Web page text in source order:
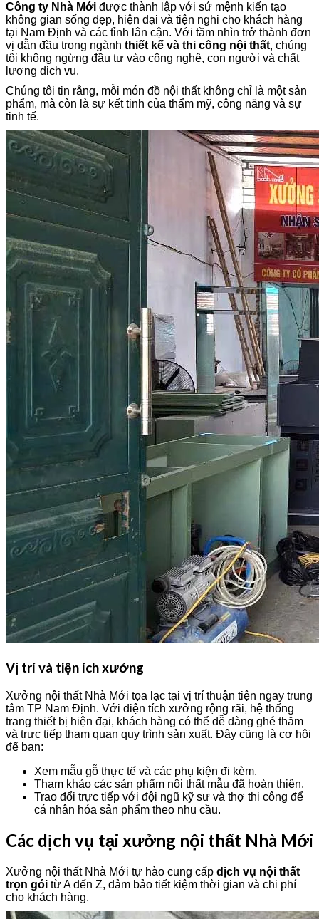
Công ty Nhà Mới được thành lập với sứ mệnh kiến tạo
không gian sống đẹp, hiện đại và tiện nghi cho khách hàng
tại Nam Định và các tỉnh lân cận. Với tầm nhìn trở thành đơn
vị dẫn đầu trong ngành thiết kế và thi công nội thất, chúng
tôi không ngừng đầu tư vào công nghệ, con người và chất
lượng dịch vụ.
Chúng tôi tin rằng, mỗi món đồ nội thất không chỉ là một sản
phẩm, mà còn là sự kết tinh của thẩm mỹ, công năng và sự
tinh tế.
Vị trí và tiện ích xưởng
Xưởng nội thất Nhà Mới tọa lạc tại vị trí thuận tiện ngay trung
tâm TP Nam Định. Với diện tích xưởng rộng rãi, hệ thống
trang thiết bị hiện đại, khách hàng có thể dễ dàng ghé thăm
và trực tiếp tham quan quy trình sản xuất. Đây cũng là cơ hội
để bạn:
Xem mẫu gỗ thực tế và các phụ kiện đi kèm.
Tham khảo các sản phẩm nội thất mẫu đã hoàn thiện.
Trao đổi trực tiếp với đội ngũ kỹ sư và thợ thi công để
cá nhân hóa sản phẩm theo nhu cầu.
Các dịch vụ tại xưởng nội thất Nhà Mới
Xưởng nội thất Nhà Mới tự hào cung cấp dịch vụ nội thất
trọn gói từ A đến Z, đảm bảo tiết kiệm thời gian và chi phí
cho khách hàng.